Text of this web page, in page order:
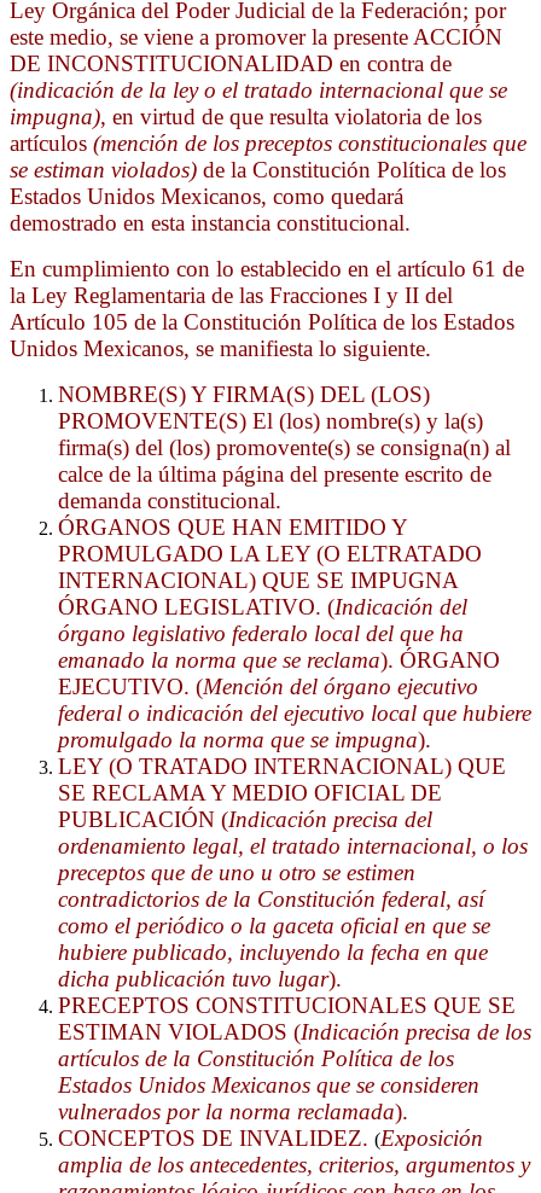
Ley Orgánica del Poder Judicial de la Federación; por
este medio, se viene a promover la presente ACCIÓN
DE INCONSTITUCIONALIDAD en contra de
(indicación de la ley o el tratado internacional que se
impugna), en virtud de que resulta violatoria de los
artículos (mención de los preceptos constitucionales que
se estiman violados) de la Constitución Política de los
Estados Unidos Mexicanos, como quedará
demostrado en esta instancia constitucional.
En cumplimiento con lo establecido en el artículo 61 de
la Ley Reglamentaria de las Fracciones I y II del
Artículo 105 de la Constitución Política de los Estados
Unidos Mexicanos, se manifiesta lo siguiente.
NOMBRE(S) Y FIRMA(S) DEL (LOS)
PROMOVENTE(S) El (los) nombre(s) y la(s)
firma(s) del (los) promovente(s) se consigna(n) al
calce de la última página del presente escrito de
demanda constitucional.
ÓRGANOS QUE HAN EMITIDO Y
PROMULGADO LA LEY (O ELTRATADO
INTERNACIONAL) QUE SE IMPUGNA
ÓRGANO LEGISLATIVO. (Indicación del
órgano legislativo federalo local del que ha
emanado la norma que se reclama). ÓRGANO
EJECUTIVO. (Mención del órgano ejecutivo
federal o indicación del ejecutivo local que hubiere
promulgado la norma que se impugna).
LEY (O TRATADO INTERNACIONAL) QUE
SE RECLAMA Y MEDIO OFICIAL DE
PUBLICACIÓN (Indicación precisa del
ordenamiento legal, el tratado internacional, o los
preceptos que de uno u otro se estimen
contradictorios de la Constitución federal, así
como el periódico o la gaceta oficial en que se
hubiere publicado, incluyendo la fecha en que
dicha publicación tuvo lugar).
PRECEPTOS CONSTITUCIONALES QUE SE
ESTIMAN VIOLADOS (Indicación precisa de los
artículos de la Constitución Política de los
Estados Unidos Mexicanos que se consideren
vulnerados por la norma reclamada).
CONCEPTOS DE INVALIDEZ. (Exposición
amplia de los antecedentes, criterios, argumentos y